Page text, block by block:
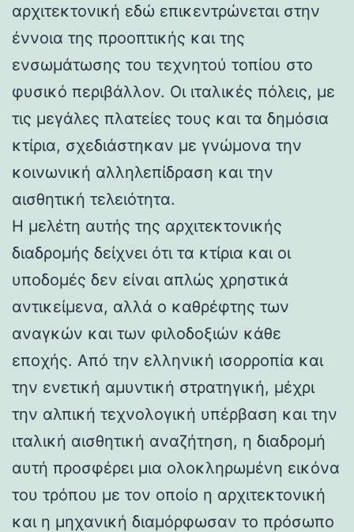
αρχιτεκτονική εδώ επικεντρώνεται στην
έννοια της προοπτικής και της
ενσωμάτωσης του τεχνητού τοπίου στο
φυσικό περιβάλλον. Οι ιταλικές πόλεις, με
τις μεγάλες πλατείες τους και τα δημόσια
κτίρια, σχεδιάστηκαν με γνώμονα την
κοινωνική αλληλεπίδραση και την
αισθητική τελειότητα.
Η μελέτη αυτής της αρχιτεκτονικής
διαδρομής δείχνει ότι τα κτίρια και οι
υποδομές δεν είναι απλώς χρηστικά
αντικείμενα, αλλά ο καθρέφτης των
αναγκών και των φιλοδοξιών κάθε
εποχής. Από την ελληνική ισορροπία και
την ενετική αμυντική στρατηγική, μέχρι
την αλπική τεχνολογική υπέρβαση και την
ιταλική αισθητική αναζήτηση, η διαδρομή
αυτή προσφέρει μια ολοκληρωμένη εικόνα
του τρόπου με τον οποίο η αρχιτεκτονική
και η μηχανική διαμόρφωσαν το πρόσωπο